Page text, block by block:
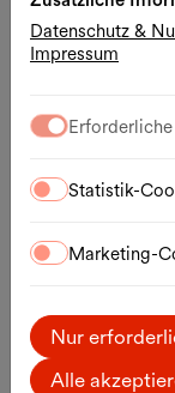
mumok
Do.,
Datenschutz &
Impressum
Statistik-
Marketing-
Nur
Alle